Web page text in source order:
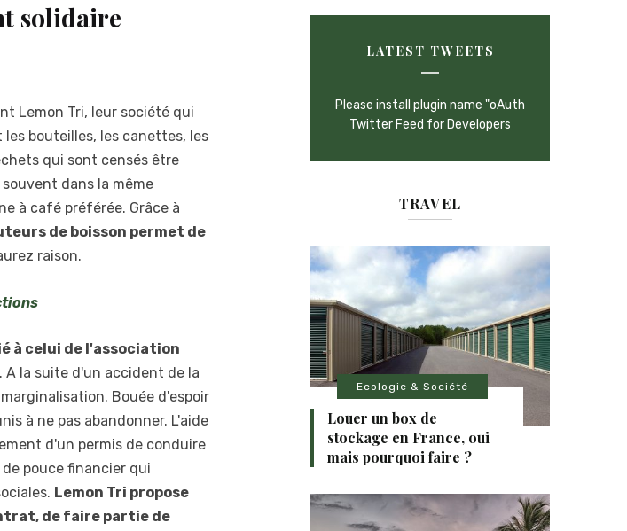
solidaire
Lemon Tri, leur société qui
bouteilles, les canettes, les
qui sont censés être
dans la même
à café préférée. Grâce à
de boisson permet de
raison.
à celui de l'association
. A la suite d'un accident de la
Bouée d'espoir
à ne pas abandonner. L'aide
d'un permis de conduire
pouce financier qui
Lemon Tri propose
de faire partie de
LATEST TWEETS
Please install plugin name "oAuth
Twitter Feed for Developers
TRAVEL
Ecologie & Société
Louer un box de
stockage en France, oui
mais pourquoi faire ?